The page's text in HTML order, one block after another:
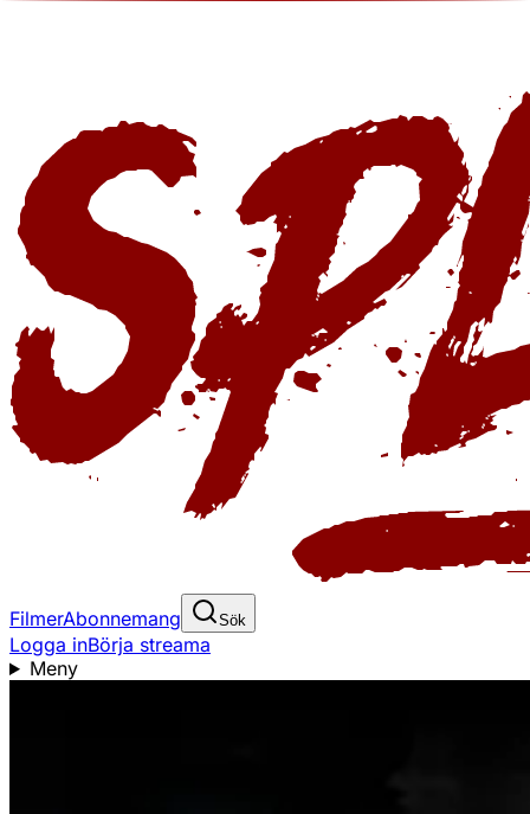
FilmerAbonnemang Sök
Logga inBörja streama
Meny